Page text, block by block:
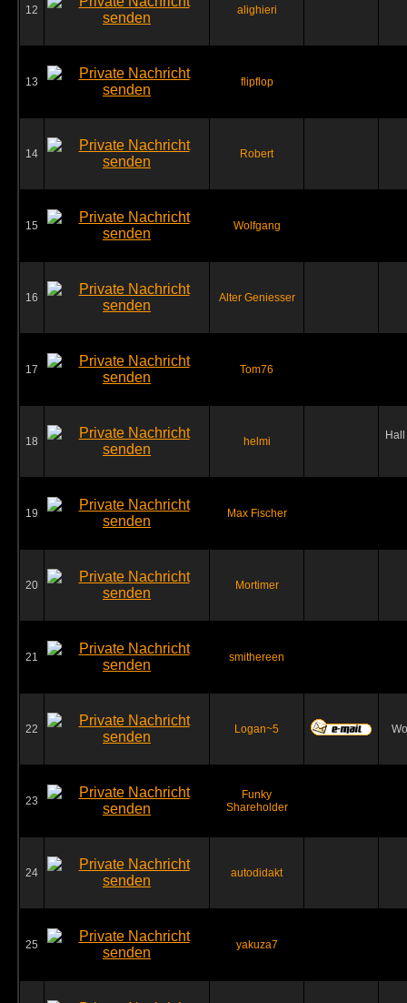
12 alighieri
13 flipflop
14 Robert
15 Wolfgang
16 Alter Geniesser
17 Tom76
18 helmi
19 Max Fischer
20 Mortimer
21 smithereen
22 Logan~5
23
Funky
Shareholder
24 autodidakt
25 yakuza7